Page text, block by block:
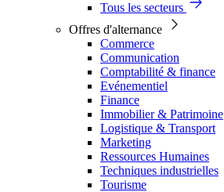
Tous les secteurs
Offres d'alternance
Commerce
Communication
Comptabilité & finance
Evénementiel
Finance
Immobilier & Patrimoine
Logistique & Transport
Marketing
Ressources Humaines
Techniques industrielles
Tourisme